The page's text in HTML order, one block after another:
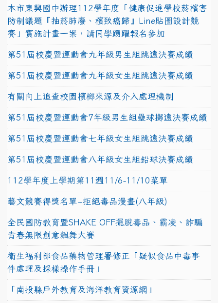
本市東興國中辦理112學年度「健康促進學校菸檳害
防制議題『抽菸肺廢、檳致癌歸』Line貼圖設計競
賽」實施計畫一案，請同學踴躍報名參加
第51屆校慶暨運動會九年級男生組跳遠決賽成績
第51屆校慶暨運動會九年級女生組跳遠決賽成績
有關向上追查校園檳榔來源及介入處理機制
第51屆校慶暨運動會7年級男生組壘球擲遠決賽成績
第51屆校慶暨運動會七年級女生組跳遠決賽成績
第51屆校慶暨運動會八年級女生組鉛球決賽成績
112學年度上學期第11週11/6-11/10菜單
藝文競賽得獎名單~拒絕毒品漫畫(八年級)
全民國防教育暨SHAKE OFF擺脫毒品、霸凌、詐騙
青春無限創意飆舞大賽
衛生福利部食品藥物管理署修正「疑似食品中毒事
件處理及採樣操作手冊」
「南投縣戶外教育及海洋教育資源網」